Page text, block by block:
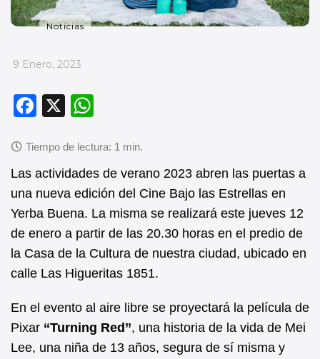
Noticias
_
9 Enero, 2023
F
c
e
b
o
o
k
X
at
s
A
p
p
Las actividades de verano 2023 abren las puertas a
una nueva edición del Cine Bajo las Estrellas en
Yerba Buena. La misma se realizará este jueves 12
de enero a partir de las 20.30 horas en el predio de
la Casa de la Cultura de nuestra ciudad, ubicado en
calle Las Higueritas 1851.
En el evento al aire libre se proyectará la película de
Pixar ‘‘Turning Red’’, una historia de la vida de Mei
Lee, una niña de 13 años, segura de sí misma y